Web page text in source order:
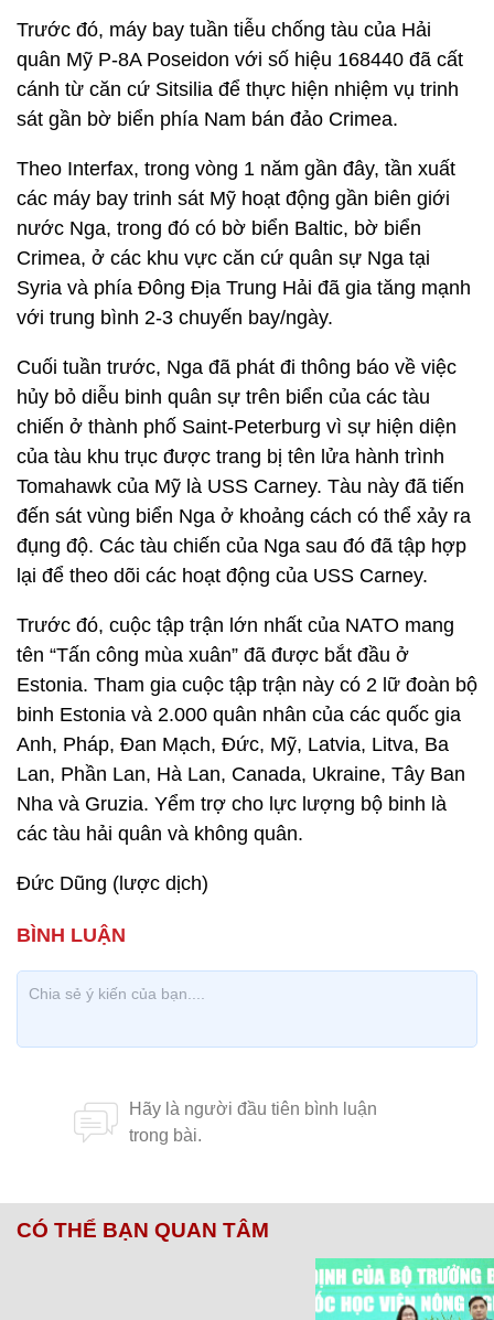
Trước đó, máy bay tuần tiễu chống tàu của Hải
quân Mỹ P-8A Poseidon với số hiệu 168440 đã cất
cánh từ căn cứ Sitsilia để thực hiện nhiệm vụ trinh
sát gần bờ biển phía Nam bán đảo Crimea.
Theo Interfax, trong vòng 1 năm gần đây, tần xuất
các máy bay trinh sát Mỹ hoạt động gần biên giới
nước Nga, trong đó có bờ biển Baltic, bờ biển
Crimea, ở các khu vực căn cứ quân sự Nga tại
Syria và phía Đông Địa Trung Hải đã gia tăng mạnh
với trung bình 2-3 chuyến bay/ngày.
Cuối tuần trước, Nga đã phát đi thông báo về việc
hủy bỏ diễu binh quân sự trên biển của các tàu
chiến ở thành phố Saint-Peterburg vì sự hiện diện
của tàu khu trục được trang bị tên lửa hành trình
Tomahawk của Mỹ là USS Carney. Tàu này đã tiến
đến sát vùng biển Nga ở khoảng cách có thể xảy ra
đụng độ. Các tàu chiến của Nga sau đó đã tập hợp
lại để theo dõi các hoạt động của USS Carney.
Trước đó, cuộc tập trận lớn nhất của NATO mang
tên “Tấn công mùa xuân” đã được bắt đầu ở
Estonia. Tham gia cuộc tập trận này có 2 lữ đoàn bộ
binh Estonia và 2.000 quân nhân của các quốc gia
Anh, Pháp, Đan Mạch, Đức, Mỹ, Latvia, Litva, Ba
Lan, Phần Lan, Hà Lan, Canada, Ukraine, Tây Ban
Nha và Gruzia. Yểm trợ cho lực lượng bộ binh là
các tàu hải quân và không quân.
Đức Dũng (lược dịch)
CÓ THỂ BẠN QUAN TÂM